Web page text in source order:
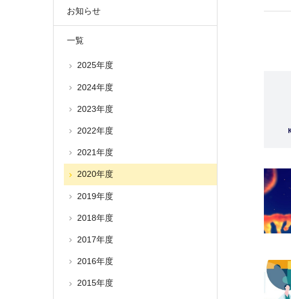
お知らせ
一覧
2025年度
2024年度
2023年度
2022年度
2021年度
2020年度
2019年度
2018年度
2017年度
2016年度
2015年度